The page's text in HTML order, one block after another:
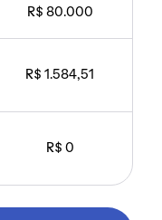
R$ 80.000
R$ 1.584,51
R$ 0